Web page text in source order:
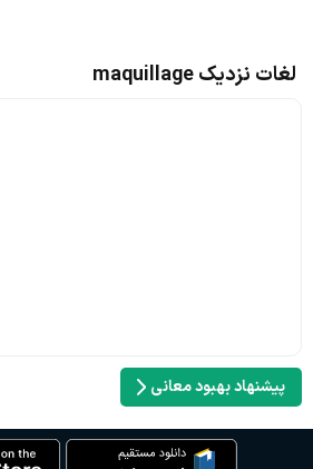
لغات نزدیک maquillage
پیشنهاد بهبود معانی